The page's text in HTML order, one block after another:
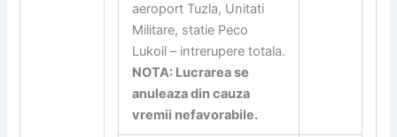
aeroport Tuzla, Unitati
Militare, statie Peco
Lukoil – intrerupere totala.
NOTA: Lucrarea se
anuleaza din cauza
vremii nefavorabile.